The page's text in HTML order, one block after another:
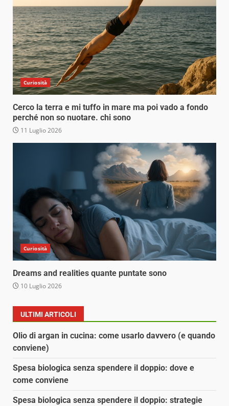
Curiosità
Cerco la terra e mi tuffo in mare ma poi vado a fondo
perché non so nuotare. chi sono
11 Luglio 2026
Curiosità
Dreams and realities quante puntate sono
10 Luglio 2026
ULTIMI ARTICOLI
Olio di argan in cucina: come usarlo davvero (e quando
conviene)
Spesa biologica senza spendere il doppio: dove e
come conviene
Spesa biologica senza spendere il doppio: strategie